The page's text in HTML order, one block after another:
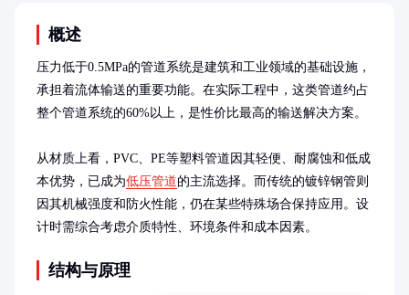
概述
压力低于0.5MPa的管道系统是建筑和工业领域的基础设施，
承担着流体输送的重要功能。在实际工程中，这类管道约占
整个管道系统的60%以上，是性价比最高的输送解决方案。
从材质上看，PVC、PE等塑料管道因其轻便、耐腐蚀和低成
本优势，已成为低压管道的主流选择。而传统的镀锌钢管则
因其机械强度和防火性能，仍在某些特殊场合保持应用。设
计时需综合考虑介质特性、环境条件和成本因素。
结构与原理